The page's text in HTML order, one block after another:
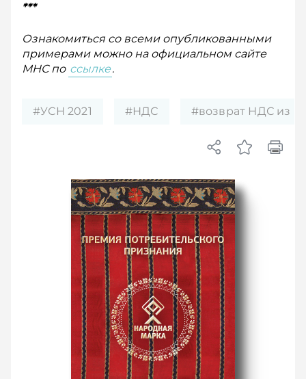
***
Ознакомиться со всеми опубликованными
примерами можно на официальном сайте
МНС по ссылке.
#УСН 2021 #НДС #возврат НДС из